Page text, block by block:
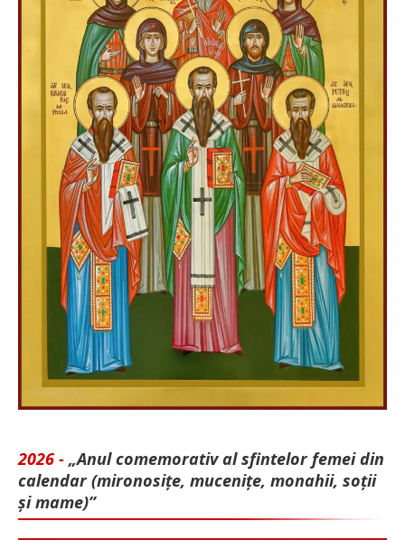
2026 - „Anul comemorativ al sfintelor femei din
calendar (mironosițe, mu­cenițe, monahii, soții
și mame)”